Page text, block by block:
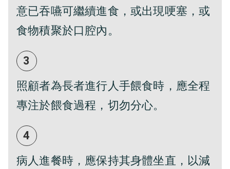
意已吞嚥可繼續進食，或出現哽塞，或
食物積聚於口腔內。
3
照顧者為長者進行人手餵食時，應全程
專注於餵食過程，切勿分心。
4
病人進餐時，應保持其身體坐直，以減